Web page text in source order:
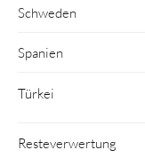
Schweden
Spanien
Türkei
Resteverwertung